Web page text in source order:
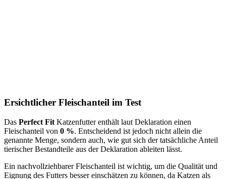
Ersichtlicher Fleischanteil im Test
Das Perfect Fit Katzenfutterenthält laut Deklaration einen
Fleischanteil von 0 %. Entscheidend ist jedoch nicht allein die
genannte Menge, sondern auch, wie gut sich der tatsächliche Anteil
tierischer Bestandteile aus der Deklaration ableiten lässt.
Ein nachvollziehbarer Fleischanteil ist wichtig, um die Qualität und
Eignung des Futters besser einschätzen zu können, da Katzen als